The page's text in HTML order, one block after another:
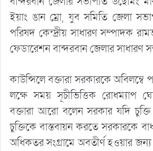
ইয়াং ঙান ম্রো, যুব সমিতি জেলা
পরিষদ কেন্দ্রীয় সাধারণ সম্পাদক
ফেডারেশন বান্দরবান জেলার সাধারণ
কাউন্সিলে বক্তারা সরকারকে অবিলম্বে
লক্ষে সময় সূচীভিত্তিক রোধম্যাপ
বক্তারা আরো বলেন সরকার যদি
চুক্তিকে বাস্তবায়ন করতে সরকারকে
অধিকতর সংগ্রামে অবতীর্ণ হওয়ার জন্য